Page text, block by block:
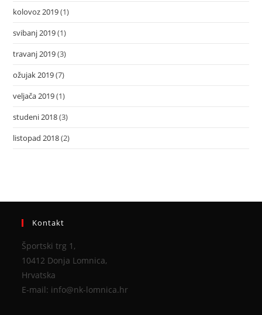
kolovoz 2019(1)
svibanj 2019(1)
travanj 2019(3)
ožujak 2019(7)
veljača 2019(1)
studeni 2018(3)
listopad 2018(2)
Kontakt
Športski trg 1,
10412 Donja Lomnica,
Hrvatska
E-mail: info@nk-lomnica.hr